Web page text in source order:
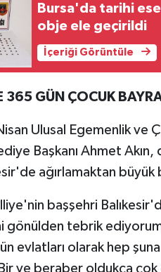
Bursa'da tarihi
obje ele geçirildi
İçeriği Görüntüle
365 GÜN ÇOCUK
Ulusal Egemenlik ve
Başkanı Ahmet
ağırlamaktan
başşehri
gönülden tebrik
evlatları olarak hep
ve beraber oldukça